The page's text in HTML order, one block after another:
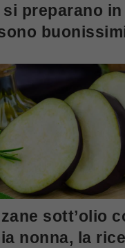
preparano in
sott’olio
nonna, la